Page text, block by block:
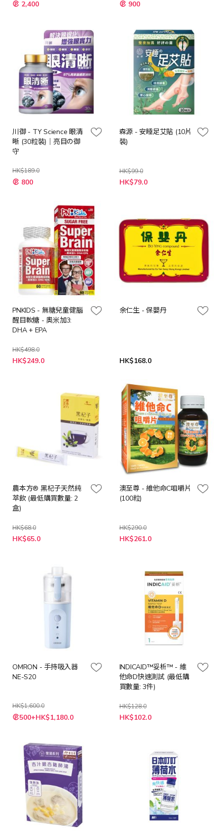
殊 2,400
殊 900
川御 - TY Science 眼清
晰 (30粒裝)｜亮目の御
守
HK$189.0
特
殊 800
森源 - 安睡足艾貼 (10片
裝)
HK$99.0
特
殊
HK$79.0
PNKIDS - 無糖兒童健腦
醒目軟糖 - 奧米加3:
DHA + EPA
HK$498.0
特
殊
HK$249.0
余仁生 - 保嬰丹
HK$168.0
農本方® 黑杞子天然純
萃飲 (最低購買數量: 2
盒)
HK$68.0
特
殊
HK$65.0
澳至尊 - 維他命C咀嚼片
(100粒)
HK$290.0
特
殊
HK$261.0
OMRON - 手持吸入器
NE-S20
HK$1,600.0
特
殊 500+HK$1,180.0
INDICAID™妥析™ - 維
他命D快速測試 (最低購
買數量: 3件)
HK$128.0
特
殊
HK$102.0